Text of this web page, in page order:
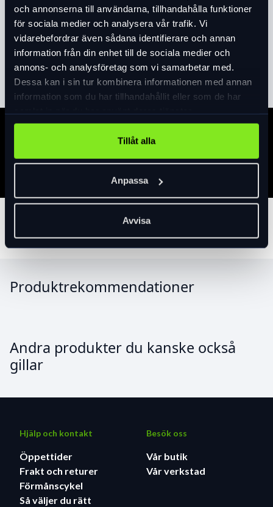
och annonserna till användarna, tillhandahålla funktioner
för sociala medier och analysera vår trafik. Vi
vidarebefordrar även sådana identifierare och annan
information från din enhet till de sociala medier och
annons- och analysföretag som vi samarbetar med.
Dessa kan i sin tur kombinera informationen med annan
information som du har tillhandahållit eller som de har
Tillåt alla
Anpassa
Avvisa
Enkelt wirelås med nyckel som också finns
med kod och i flera färger. Passar bra till
mindre barn eller som extralås där värdet
och stöldrisken är låg. Tillverkat i 6 mm wire
och med syntetbeläggning som skyddar
cykelns lack.
Säljes i fäljande färger: blå, grön, rosa, röd,
grå, svart eller orange. Säkerhetsnivå 1.
Längd 55 cm. Vikt 180 gr
Läs merexpand_more
Produktrekommendationer
Andra produkter du kanske också
gillar
Hjälp och kontakt
Öppettider
Frakt och returer
Förmånscykel
Så väljer du rätt
Besök oss
Vår butik
Vår verkstad